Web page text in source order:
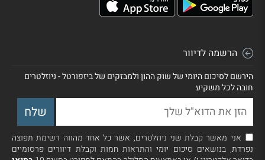
הרשמה לדיוור
הירשם לסיכום היומי של שוק ההון ולמבזקים של ביזפורטל - ניוזלטרים
חובה לכל משקיע
אני מאשר קבלת שני ניוזלטרים, אשר כל אחד מהווה רשימת תפוצה
נפרדת, בנושאים סיכום יומי והתראות חמות וקבלת דיוורים פרסומיים